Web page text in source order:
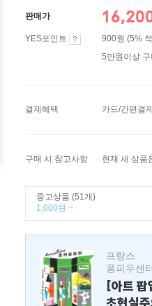
판매가
YES포인트
900원 (5%
5만원이상
결제혜택 카드/간편결
구매 시 참고사항 현재 새 상품
중고상품 (51개)
1,000원 ~
프랑스
퐁피두센
[아트 팝